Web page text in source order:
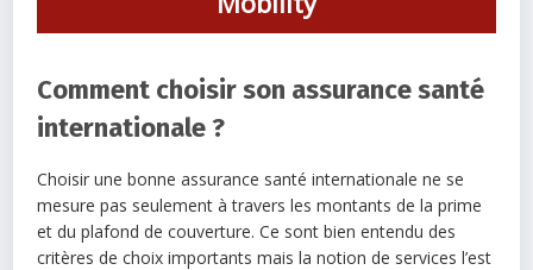
Comment choisir son assurance santé
internationale ?
Choisir une bonne assurance santé internationale ne se
mesure pas seulement à travers les montants de la prime
et du plafond de couverture. Ce sont bien entendu des
critères de choix importants mais la notion de services l’est